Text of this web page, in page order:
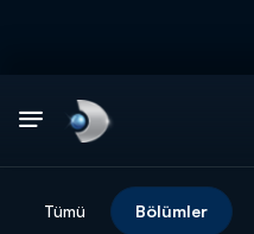
Tümü Bölümler